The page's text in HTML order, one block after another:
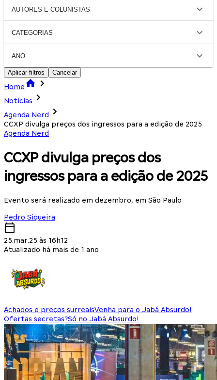
AUTORES E COLUNISTAS
CATEGORIAS
ANO
Aplicar filtros Cancelar
Home
Notícias
Agenda Nerd
CCXP divulga preços dos ingressos para a edição de 2025
Agenda Nerd
CCXP divulga preços dos
ingressos para a edição de 2025
Evento será realizado em dezembro, em São Paulo
Pedro Siqueira
25.mar.25 às 16h12
Atualizado há mais de 1 ano
Achados e preços surreaisVenha para o Jabá Absurdo!
Ofertas secretas?Só no Jabá Absurdo!